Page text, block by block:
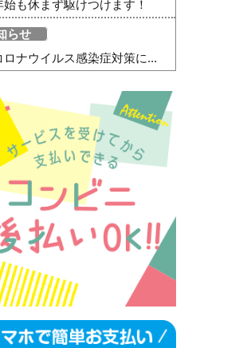
始も休まず駆けつけます！
らせ
ロナウイルス感染症対策に...